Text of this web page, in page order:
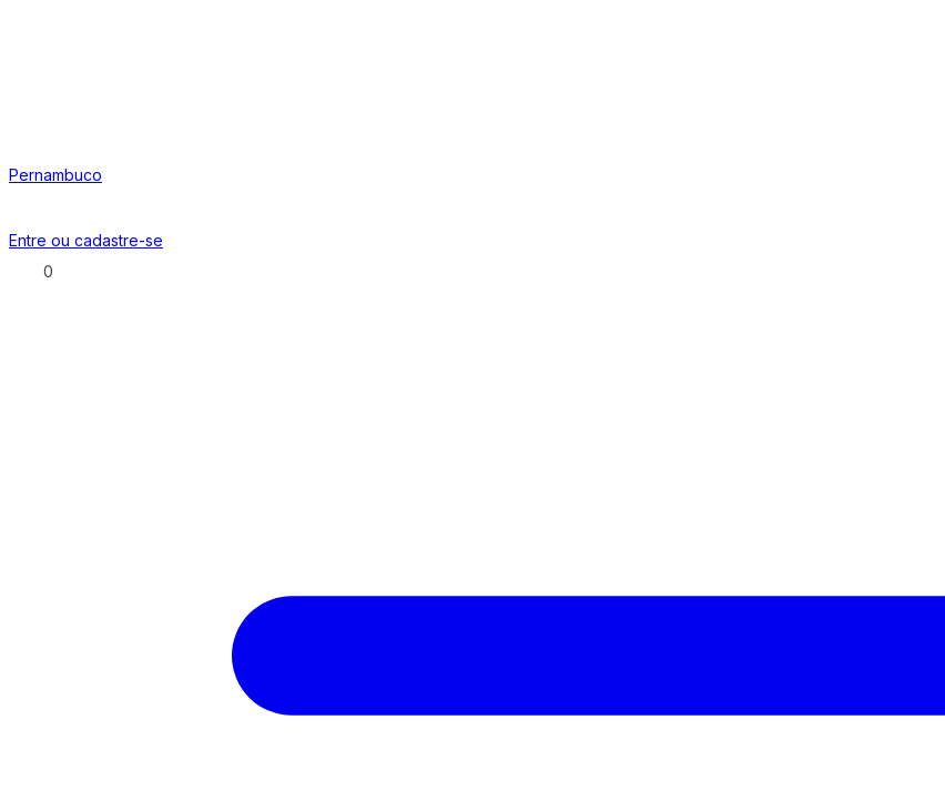
Pernambuco
Entre ou cadastre-se
0